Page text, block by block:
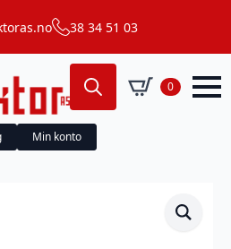
38 34 51 03
Search
for:
0
Min konto